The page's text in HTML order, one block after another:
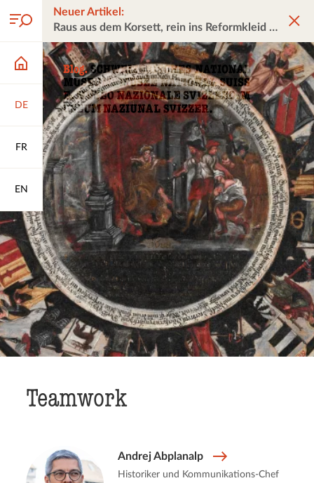
DE
FR
EN
Neuer Artikel:
Raus aus dem Korsett, rein ins Reformkleid
Teamwork
Andrej Abplanalp
Historiker und Kommunikations-Chef